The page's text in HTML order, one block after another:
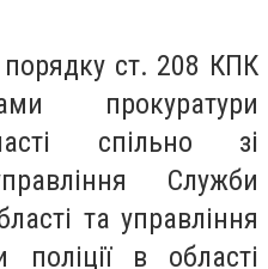
ст. 208 КПК
прокуратури
спільно зі
Служби
та управління
поліції в області